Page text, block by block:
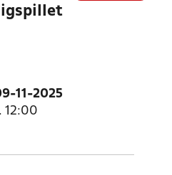
11-2025
12:00